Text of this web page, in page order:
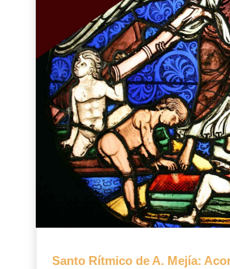
Santo Rítmico de A. Mejía: